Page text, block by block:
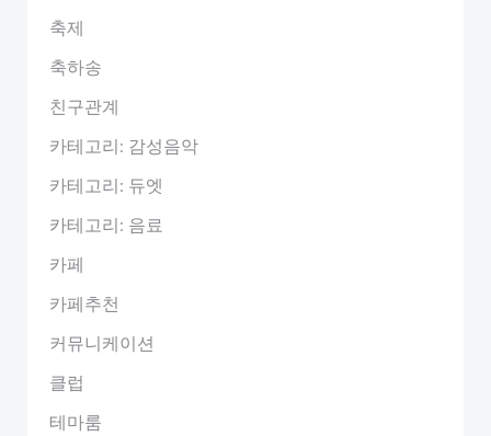
축제
축하송
친구관계
카테고리: 감성음악
카테고리: 듀엣
카테고리: 음료
카페
카페추천
커뮤니케이션
클럽
테마룸